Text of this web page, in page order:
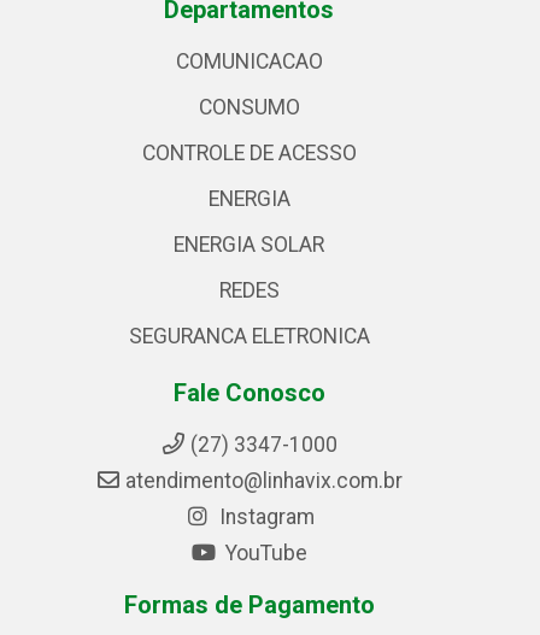
Departamentos
COMUNICACAO
CONSUMO
CONTROLE DE ACESSO
ENERGIA
ENERGIA SOLAR
REDES
SEGURANCA ELETRONICA
Fale Conosco
(27) 3347-1000
atendimento@linhavix.com.br
Instagram
YouTube
Formas de Pagamento